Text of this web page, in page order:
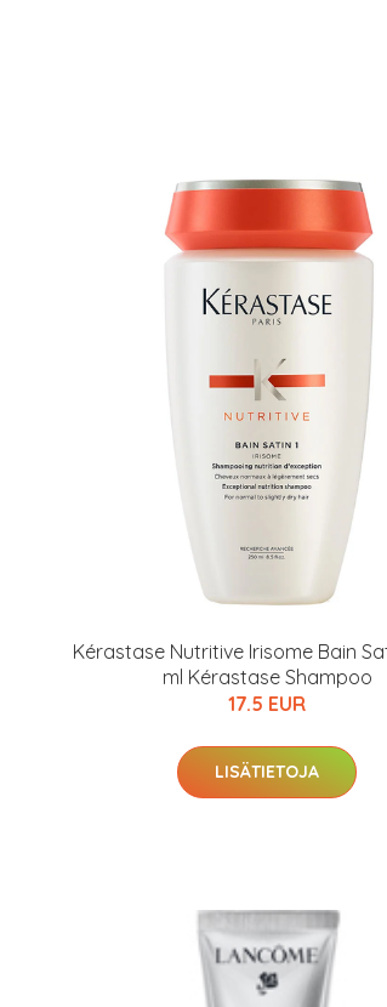
Kérastase Nutritive Irisome Bain
ml Kérastase Shampoo
17.5 EUR
LISÄTIETOJA